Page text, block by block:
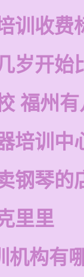
训收费
岁开始
福州
培训中
钢琴的
里里
机构有